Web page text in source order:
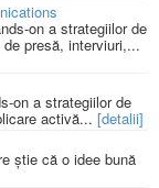
on a strategiilor de
presă, interviuri,...
on a strategiilor de
activă... [detalii]
știe că o idee bună